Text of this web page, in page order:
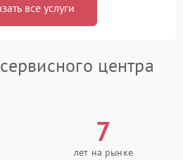
все услуги
центра
7
лет на рынке